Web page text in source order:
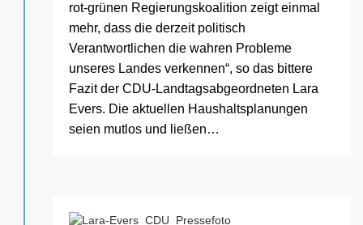
rot-grünen Regierungskoalition zeigt einmal
mehr, dass die derzeit politisch
Verantwortlichen die wahren Probleme
unseres Landes verkennen“, so das bittere
Fazit der CDU-Landtagsabgeordneten Lara
Evers. Die aktuellen Haushaltsplanungen
seien mutlos und ließen…